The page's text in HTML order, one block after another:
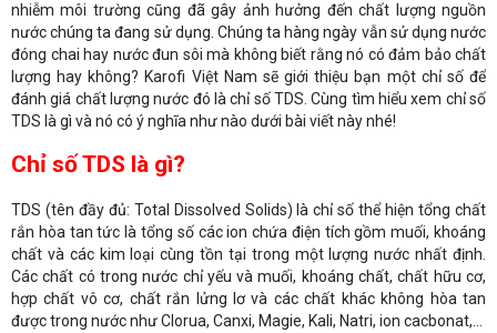
nhiễm môi trường cũng đã gây ảnh hưởng đến chất lượng nguồn
nước chúng ta đang sử dụng. Chúng ta hàng ngày vẫn sử dụng nước
đóng chai hay nước đun sôi mà không biết rằng nó có đảm bảo chất
lượng hay không? Karofi Việt Nam sẽ giới thiệu bạn một chỉ số để
đánh giá chất lượng nước đó là chỉ số TDS. Cùng tìm hiểu xem chỉ số
TDS là gì và nó có ý nghĩa như nào dưới bài viết này nhé!
Chỉ số TDS là gì?
TDS (tên đầy đủ: Total Dissolved Solids) là chỉ số thể hiện tổng chất
rắn hòa tan tức là tổng số các ion chứa điện tích gồm muối, khoáng
chất và các kim loại cùng tồn tại trong một lượng nước nhất định.
Các chất có trong nước chỉ yếu và muối, khoáng chất, chất hữu cơ,
hợp chất vô cơ, chất rắn lửng lơ và các chất khác không hòa tan
được trong nước như Clorua, Canxi, Magie, Kali, Natri, ion cacbonat,...